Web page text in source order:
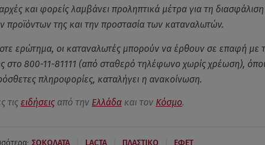
και φορείς λαμβάνει προληπτικά μέτρα για τη
προϊόντων της και την προστασία των καταναλωτών.
ερώτημα, οι καταναλωτές μπορούν να έρθουν σε επαφή με
στο 800-11-81111 (από σταθερό τηλέφωνο χωρίς χρέωση),
πληροφορίες, καταλήγει η ανακοίνωση.
τις ειδήσειςαπό την Ελλάδακαι τον Κόσμο.
ΣΟΚΟΛΑΤΑ LACTA ΠΛΑΣΤΙΚΟ ΕΦΕΤ